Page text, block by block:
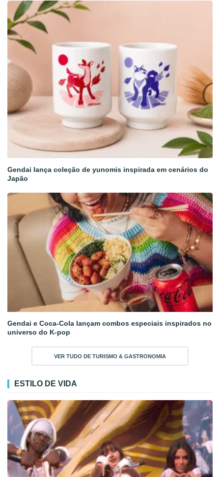
Gendai lança coleção de yunomis inspirada em cenários do
Japão
Gendai e Coca-Cola lançam combos especiais inspirados no
universo do K-pop
VER TUDO DE TURISMO & GASTRONOMIA
ESTILO DE VIDA